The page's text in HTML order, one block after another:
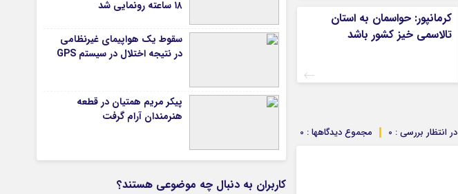
کرمانپور: حواسمان به استان
تالاسمی خیز کشور باشد
مجموع دیدگاهها : 0 در انتظار بررسی : 0
۱۸ ساعته رونمایی شد
سقوط یک هواپیمای غیرنظامی
در نتیجه اختلال در سیستم‌ GPS
پیکر مریم همتیان در قطعه
هنرمندان آرام گرفت
کاربران به دنبال چه موضوعی هستند؟